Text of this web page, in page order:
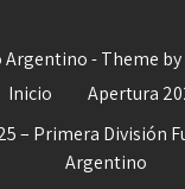
- Theme by
Inicio
Apertura
– Primera División
Argentino